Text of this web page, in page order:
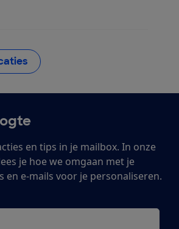
en tips in je mailbox. In onze
je hoe we omgaan met je
en e-mails voor je personaliseren.